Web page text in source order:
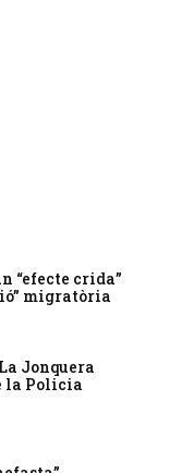
“efecte crida”
migratòria
Jonquera
la Policia